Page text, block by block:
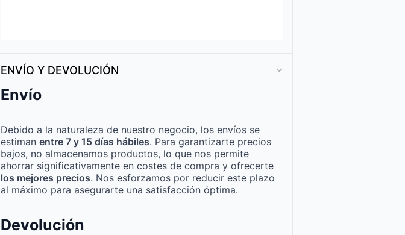
ENVÍO Y DEVOLUCIÓN
Envío
Debido a la naturaleza de nuestro negocio, los envíos se
estiman entre 7 y 15 días hábiles. Para garantizarte precios
bajos, no almacenamos productos, lo que nos permite
ahorrar significativamente en costes de compra y ofrecerte
los mejores precios. Nos esforzamos por reducir este plazo
al máximo para asegurarte una satisfacción óptima.
Devolución